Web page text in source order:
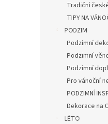
Tradiční
TIPY NA
PODZIM
Podzimní
Podzimní
Podzimní
Pro vánoční
PODZIMNÍ
Dekorace na
LÉTO